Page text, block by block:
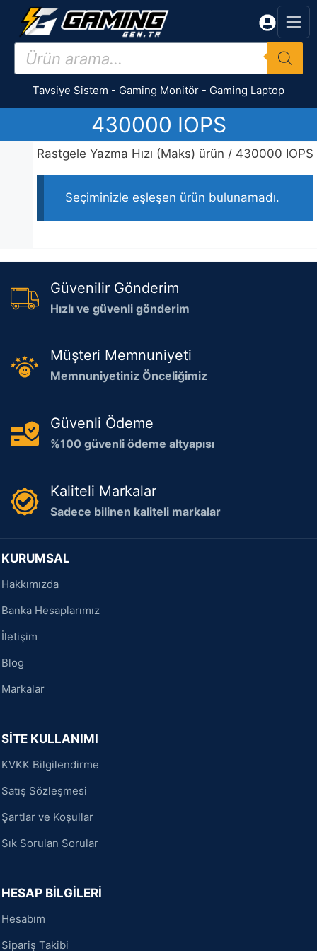
İçeriğe
Products
search
Tavsiye Sistem - Gaming Monitör - Gaming Laptop
430000 IOPS
Rastgele Yazma Hızı (Maks) ürün / 430000 IOPS
Seçiminizle eşleşen ürün bulunamadı.
Güvenilir Gönderim
Hızlı ve güvenli gönderim
Müşteri Memnuniyeti
Memnuniyetiniz Önceliğimiz
Güvenli Ödeme
%100 güvenli ödeme altyapısı
Kaliteli Markalar
Sadece bilinen kaliteli markalar
KURUMSAL
Hakkımızda
Banka Hesaplarımız
İletişim
Blog
Markalar
SİTE KULLANIMI
KVKK Bilgilendirme
Satış Sözleşmesi
Şartlar ve Koşullar
Sık Sorulan Sorular
HESAP BİLGİLERİ
Hesabım
Sipariş Takibi